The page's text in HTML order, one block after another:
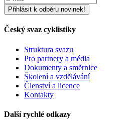
Český svaz cyklistiky
Struktura svazu
Pro partnery a média
Dokumenty a směrnice
Školení a vzdělávání
Členství a licence
Kontakty
Další rychlé odkazy